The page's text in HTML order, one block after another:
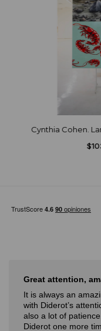
Cynthia Cohen.
We are truly grateful
providing advice but
we would choose